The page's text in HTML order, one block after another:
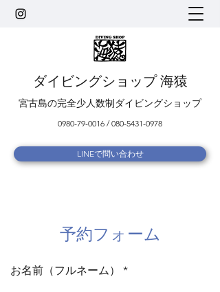
ダイビングショップ 海猿
宮古島の完全少人数制ダイビングショップ
0980-79-0016 /080-5431-0978
LINEで問い合わせ
予約フォーム
お名前（フルネーム）